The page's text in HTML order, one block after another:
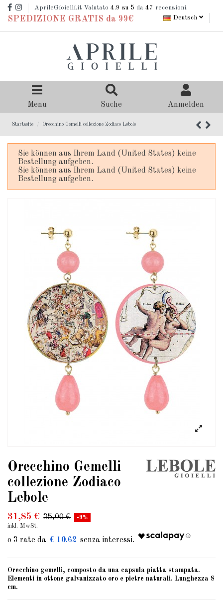
AprileGioielli.it Valutato 4.9 su 5 da 47 recensioni.
SPEDIZIONE GRATIS da 99€ Deutsch
Menu Suche Anmelden
Startseite Orecchino Gemelli collezione Zodiaco Lebole
Sie können aus Ihrem Land (United States) keine
Bestellung aufgeben.
Sie können aus Ihrem Land (United States) keine
Bestellung aufgeben.
Orecchino Gemelli
collezione Zodiaco
Lebole
31,85 € 35,00 € -9%
inkl. MwSt.
€ 10.62
Orecchino gemelli, composto da una capsula piatta stampata.
Elementi in ottone galvanizzato oro e pietre naturali. Lunghezza 8
cm.